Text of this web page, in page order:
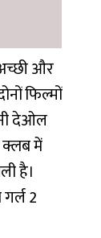
और
फिल्मों
देओल
क्लब में
है।
2